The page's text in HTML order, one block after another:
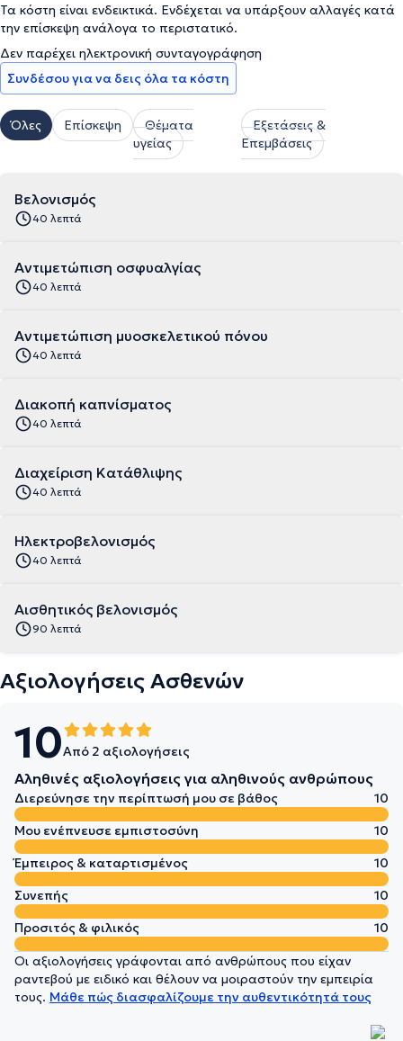
Τα κόστη είναι ενδεικτικά. Ενδέχεται να υπάρξουν αλλαγές κατά
την επίσκεψη ανάλογα το περιστατικό.
Δεν παρέχει ηλεκτρονική συνταγογράφηση
Συνδέσου για να δεις όλα τα κόστη
Όλες Επίσκεψη
Θέματα
υγείας
Εξετάσεις &
Επεμβάσεις
Βελονισμός
40 λεπτά
Αντιμετώπιση οσφυαλγίας
40 λεπτά
Αντιμετώπιση μυοσκελετικού πόνου
40 λεπτά
Διακοπή καπνίσματος
40 λεπτά
Διαχείριση Κατάθλιψης
40 λεπτά
Ηλεκτροβελονισμός
40 λεπτά
Αισθητικός βελονισμός
90 λεπτά
Αξιολογήσεις Ασθενών
10Από 2 αξιολογήσεις
Αληθινές αξιολογήσεις για αληθινούς ανθρώπους
Διερεύνησε την περίπτωσή μου σε βάθος
10
Μου ενέπνευσε εμπιστοσύνη
10
Έμπειρος & καταρτισμένος
10
Συνεπής
10
Προσιτός & φιλικός
10
Οι αξιολογήσεις γράφονται από ανθρώπους που είχαν
ραντεβού με ειδικό και θέλουν να μοιραστούν την εμπειρία
τους. Μάθε πώς διασφαλίζουμε την αυθεντικότητά τους